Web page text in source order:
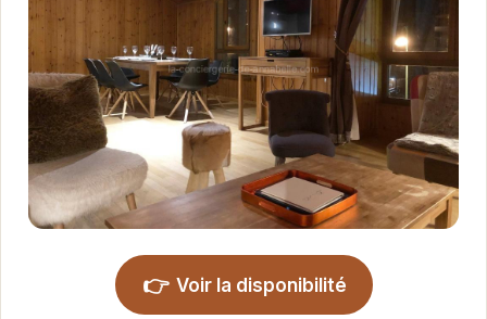
👉 Voir la disponibilité